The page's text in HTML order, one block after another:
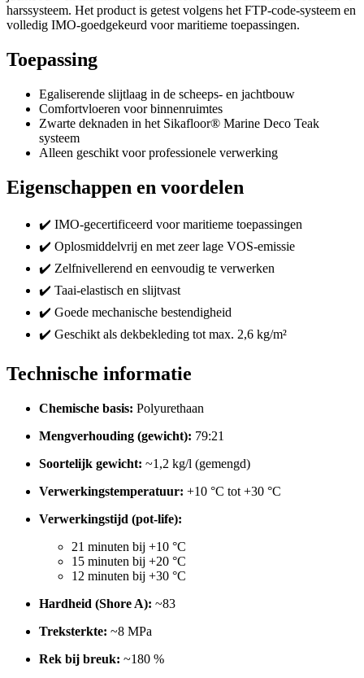
harssysteem. Het product is getest volgens het FTP-code-systeem en
volledig IMO-goedgekeurd voor maritieme toepassingen.
Toepassing
Egaliserende slijtlaag in de scheeps- en jachtbouw
Comfortvloeren voor binnenruimtes
Zwarte deknaden in het Sikafloor® Marine Deco Teak
systeem
Alleen geschikt voor professionele verwerking
Eigenschappen en voordelen
✔️ IMO-gecertificeerd voor maritieme toepassingen
✔️ Oplosmiddelvrij en met zeer lage VOS-emissie
✔️ Zelfnivellerend en eenvoudig te verwerken
✔️ Taai-elastisch en slijtvast
✔️ Goede mechanische bestendigheid
✔️ Geschikt als dekbekleding tot max. 2,6 kg/m²
Technische informatie
Chemische basis: Polyurethaan
Mengverhouding (gewicht): 79:21
Soortelijk gewicht: ~1,2 kg/l (gemengd)
Verwerkingstemperatuur: +10 °C tot +30 °C
Verwerkingstijd (pot-life):
21 minuten bij +10 °C
15 minuten bij +20 °C
12 minuten bij +30 °C
Hardheid (Shore A): ~83
Treksterkte: ~8 MPa
Rek bij breuk: ~180 %